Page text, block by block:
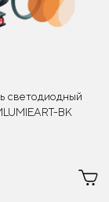
светодиодный
BK